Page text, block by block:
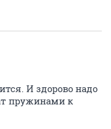
И здорово надо
пружинами к